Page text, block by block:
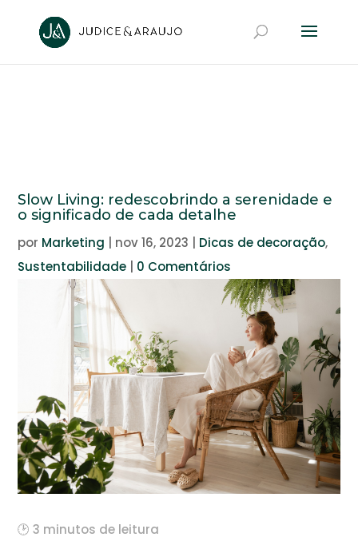
Slow Living: redescobrindo a serenidade e
o significado de cada detalhe
por Marketing nov 16, 2023 Dicas de decoração,
Sustentabilidade
0 Comentários
🕑 3 minutos de leitura